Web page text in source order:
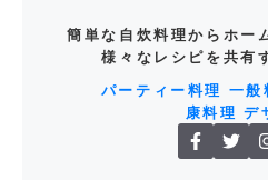
簡単な自炊料理からホー
様々なレシピを共有
パーティー料理 一般
康料理 デ